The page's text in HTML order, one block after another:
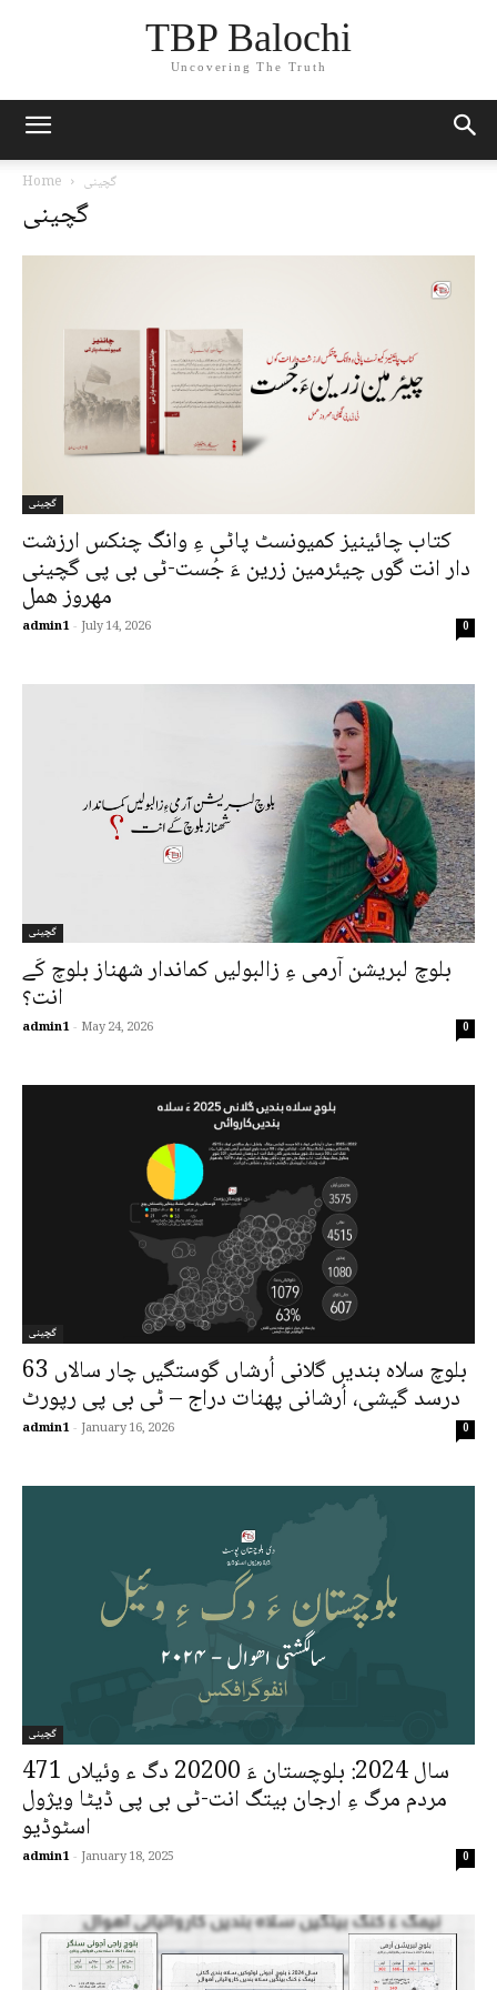
TBP Balochi
Uncovering The Truth
Home گچینی
گچینی
گچینی
کتاب چائینیز کمیونسٹ پاٹی ءِ وانگ چنکس ارزشت
دار انت گوں چیئرمین زرین ءَ جُست-ٹی بی پی گچینی
مھروز ھمل
admin1 - July 14, 2026 0
گچینی
بلوچ لبریشن آرمی ءِ زالبولیں کماندار شھناز بلوچ کَے
انت؟
admin1 - May 24, 2026 0
گچینی
بلوچ سلاہ بندیں گلانی اُرشاں گوستگیں چار سالاں 63
درسد گیشی، اُرشانی پھنات دراج – ٹی بی پی رپورٹ
admin1 - January 16, 2026 0
گچینی
سال 2024: بلوچستان ءَ 20200 دگ ء وئیلاں 471
مردم مرگ ءِ ارجان بیتگ انت-ٹی بی پی ڈیٹا ویژول
اسٹوڈیو
admin1 - January 18, 2025 0